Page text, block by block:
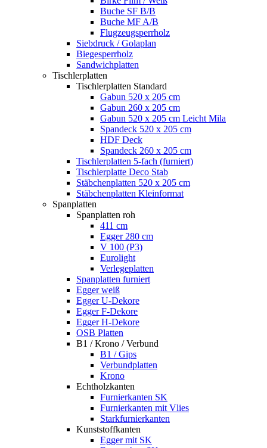
Buche SF B/B
Buche MF A/B
Flugzeugsperrholz
Siebdruck / Golaplan
Biegesperrholz
Sandwichplatten
Tischlerplatten
Tischlerplatten Standard
Gabun 520 x 205 cm
Gabun 260 x 205 cm
Gabun 520 x 205 cm Leicht Mila
Spandeck 520 x 205 cm
HDF Deck
Spandeck 260 x 205 cm
Tischlerplatten 5-fach (furniert)
Tischlerplatte Deco Stab
Stäbchenplatten 520 x 205 cm
Stäbchenplatten Kleinformat
Spanplatten
Spanplatten roh
411 cm
Egger 280 cm
V 100 (P3)
Eurolight
Verlegeplatten
Spanplatten furniert
Egger weiß
Egger U-Dekore
Egger F-Dekore
Egger H-Dekore
OSB Platten
B1 / Krono / Verbund
B1 / Gips
Verbundplatten
Krono
Echtholzkanten
Furnierkanten SK
Furnierkanten mit Vlies
Starkfurnierkanten
Kunststoffkanten
Egger mit SK